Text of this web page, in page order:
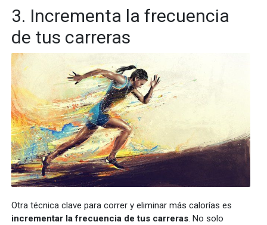
3. Incrementa la frecuencia
de tus carreras
Otra técnica clave para correr y eliminar más calorías es
incrementar la frecuencia de tus carreras. No solo